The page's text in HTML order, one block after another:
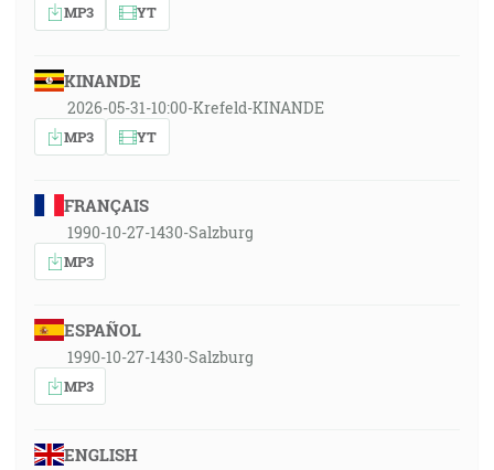
MP3 YT
KINANDE
2026-05-31-10:00-Krefeld-KINANDE
MP3 YT
FRANÇAIS
1990-10-27-1430-Salzburg
MP3
ESPAÑOL
1990-10-27-1430-Salzburg
MP3
ENGLISH